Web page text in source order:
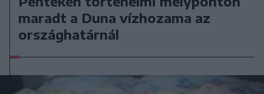
maradt a Duna vízhozama az
országhatárnál